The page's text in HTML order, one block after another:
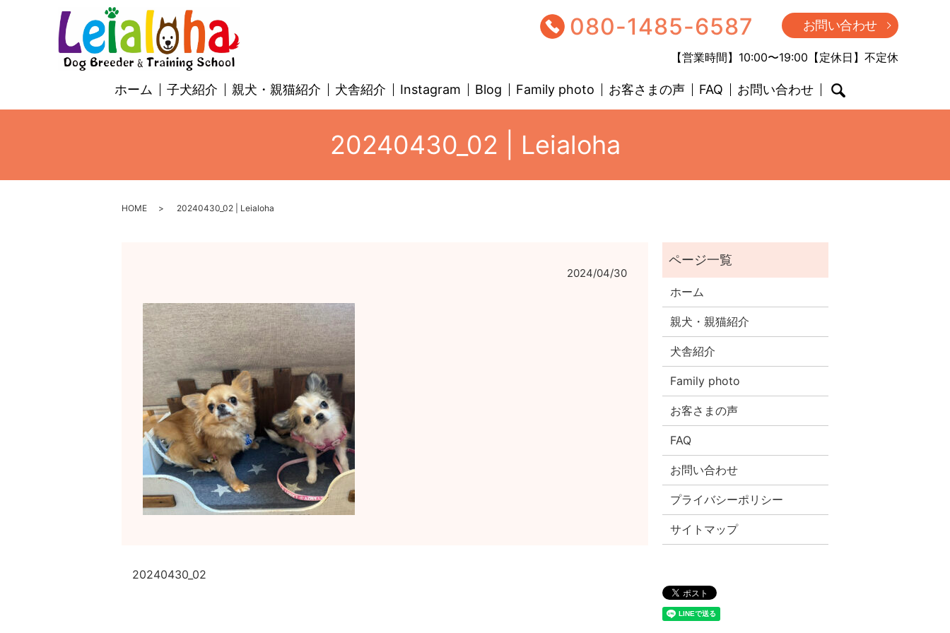
080-1485-6587 お問い合わせ
【営業時間】10:00〜19:00【定休日】不定休
ホーム 子犬紹介 親犬・親猫紹介 犬舎紹介 Instagram Blog Family photo お客さまの声 FAQ お問い合わせ
20240430_02 | Leialoha
HOME 20240430_02 | Leialoha
2024/04/30
20240430_02
ホーム
親犬・親猫紹介
犬舎紹介
Family photo
お客さまの声
FAQ
お問い合わせ
プライバシーポリシー
サイトマップ